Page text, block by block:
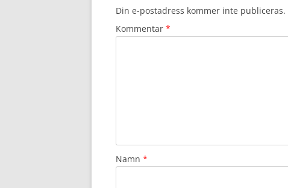
Din e-postadress kommer inte publiceras.
Kommentar *
Namn *